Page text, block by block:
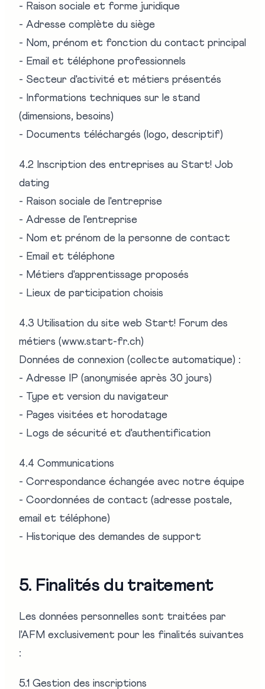
- Raison sociale et forme juridique
- Adresse complète du siège
- Nom, prénom et fonction du contact principal
- Email et téléphone professionnels
- Secteur d'activité et métiers présentés
- Informations techniques sur le stand
(dimensions, besoins)
- Documents téléchargés (logo, descriptif)
4.2 Inscription des entreprises au Start! Job
dating
- Raison sociale de l'entreprise
- Adresse de l'entreprise
- Nom et prénom de la personne de contact
- Email et téléphone
- Métiers d'apprentissage proposés
- Lieux de participation choisis
4.3 Utilisation du site web Start! Forum des
métiers (www.start-fr.ch)
Données de connexion (collecte automatique) :
- Adresse IP (anonymisée après 30 jours)
- Type et version du navigateur
- Pages visitées et horodatage
- Logs de sécurité et d'authentification
4.4 Communications
- Correspondance échangée avec notre équipe
- Coordonnées de contact (adresse postale,
email et téléphone)
- Historique des demandes de support
5. Finalités du traitement
Les données personnelles sont traitées par
l'AFM exclusivement pour les finalités suivantes
:
5.1 Gestion des inscriptions